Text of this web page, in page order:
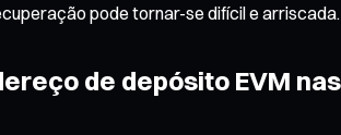
pode tornar-se difícil e arriscada.
de depósito EVM